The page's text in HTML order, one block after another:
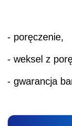
- poręczenie,
- weksel z
- gwarancja